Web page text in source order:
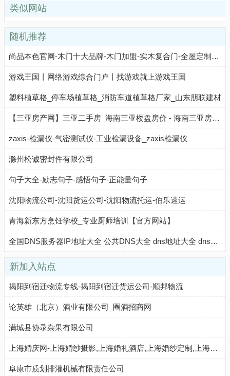
类似网站
随机推荐
尚品本色官网-木门十大品牌-木门加盟-实木复合门-全屋定制加盟
游戏王国丨网络游戏综合门户丨找游戏就上游戏王国
塑料植草格_停车场植草格_消防车道植草格厂家_山东朋联建材
【三亚房产网】三亚二手房_海南三亚楼盘房价 - 海南三亚房产网
zaxis-检漏仪-气密测试仪-工业检漏设备_zaxis检漏仪
滁州松诚密封件有限公司
句子大全-励志句子-感悟句子-正能量句子
沈阳物流公司-沈阳货运公司-沈阳物流托运-伯乐速运
青海新东方烹饪学校_专业厨师培训【官方网站】
全国DNS服务器IP地址大全 公共DNS大全 dns地址大全 dns大全
新加入站点
揭阳到宿迁物流专线-揭阳到宿迁货运公司-顺邦物流
论英雄（北京）酒业有限公司_圈酒招商网
满城县协录杂果有限公司
上海婚庆网-上海婚纱摄影,上海婚礼酒店,上海婚纱定制,上海婚礼跟拍,上海婚礼策划,上海婚庆公司
阜康市质划排灌机械有限责任公司